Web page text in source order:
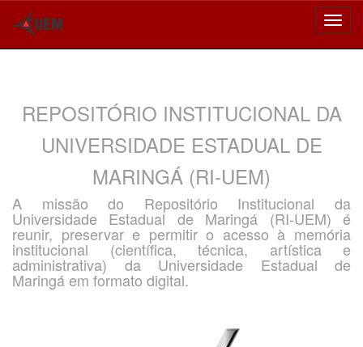
REPOSITÓRIO INSTITUCIONAL DA
UNIVERSIDADE ESTADUAL DE
MARINGÁ (RI-UEM)
A missão do Repositório Institucional da
Universidade Estadual de Maringá (RI-UEM) é
reunir, preservar e permitir o acesso à memória
institucional (científica, técnica, artística e
administrativa) da Universidade Estadual de
Maringá em formato digital.